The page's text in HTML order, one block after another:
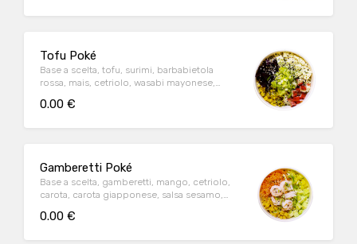
Tofu Poké
Base a scelta, tofu, surimi, barbabietola
rossa, mais, cetriolo, wasabi mayonese,
0.00 €
Gamberetti Poké
Base a scelta, gamberetti, mango, cetriolo,
carota, carota giapponese, salsa sesamo,
0.00 €